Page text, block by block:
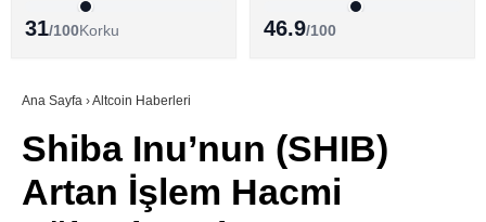
Youtube
TikTok
ALTCOİN HABERLERİ
SÖZLÜK
31/100Korku 46.9/100
Ana Sayfa ›Altcoin Haberleri
Shiba Inu’nun (SHIB)
Artan İşlem Hacmi